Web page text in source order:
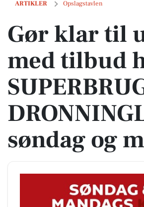
ARTIKLER Opslagstavlen
Gør klar til ugen med tilbud hos
Gør klar til
med tilbud
søndag og